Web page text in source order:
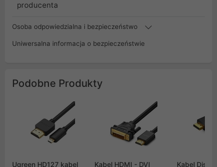
producenta
Osoba odpowiedzialna i bezpieczeństwo
Uniwersalna informacja o bezpieczeństwie
Podobne Produkty
Ugreen HD127 kabel Kabel HDMI - DVI Kabel